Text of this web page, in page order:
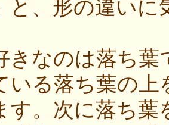
と、形の違い
きなのは落ち
いる落ち葉の
す。次に落ち